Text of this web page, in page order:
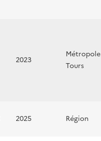
2023
Métropole
Tours
2025 Région